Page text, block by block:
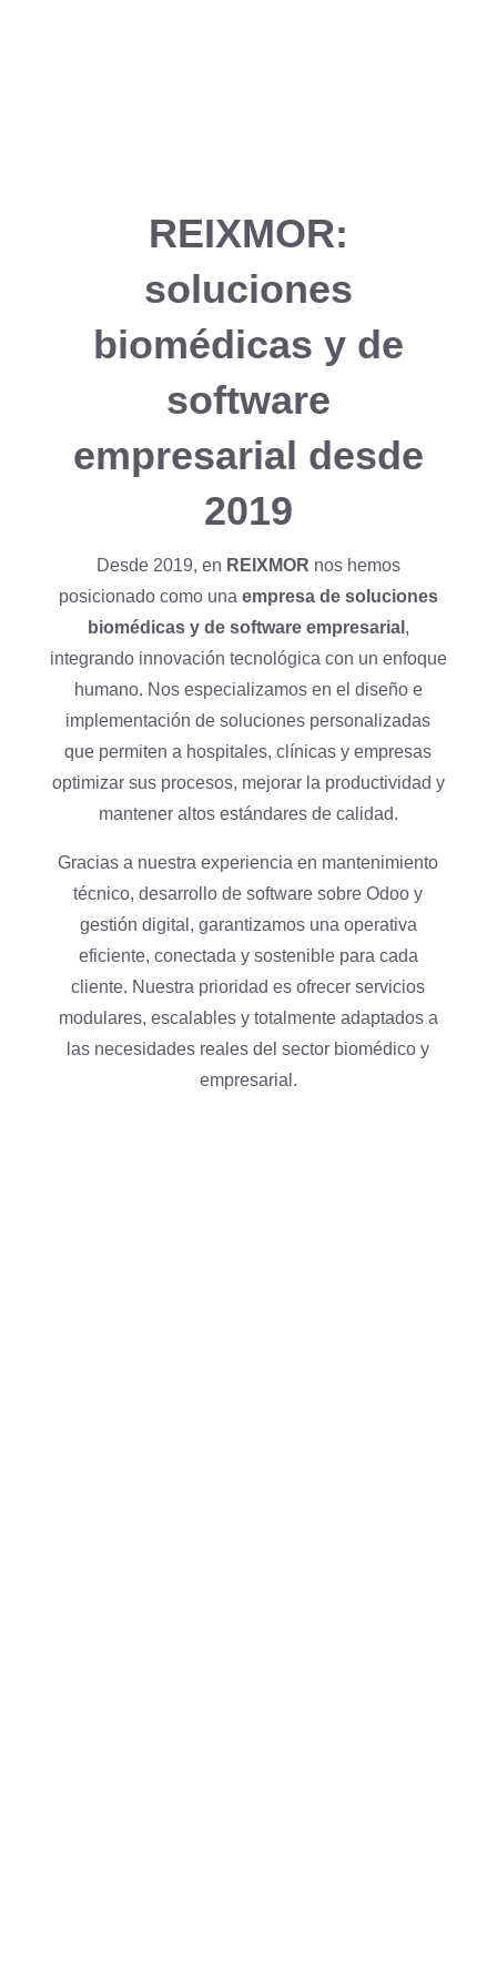
REIXMOR:
soluciones
biomédicas y de
software
empresarial desde
2019
Desde 2019, en REIXMOR nos hemos
posicionado como una empresa de soluciones
biomédicas y de softwareempresarial ,
integrando innovación tecnológica con un enfoque
humano. Nos especializamos en el diseño e
implementación de soluciones personalizadas
que permiten a hospitales, clínicas y empresas
optimizar sus procesos, mejorar la productividad y
mantener altos estándares de calidad.
Gracias a nuestra experiencia en mantenimiento
técnico, desarrollo de software sobre Odoo y
gestión digital, garantizamos una operativa
eficiente, conectada y sostenible para cada
cliente. Nuestra prioridad es ofrecer servicios
modulares, escalables y totalmente adaptados a
las necesidades reales del sector biomédico y
empresarial.